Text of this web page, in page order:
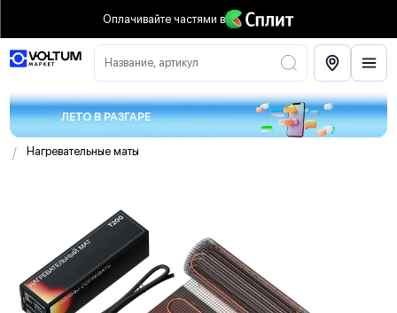
Оплачивайте частями в
Название, артикул
ЛЕТО В РАЗГАРЕ
/ Нагревательные маты